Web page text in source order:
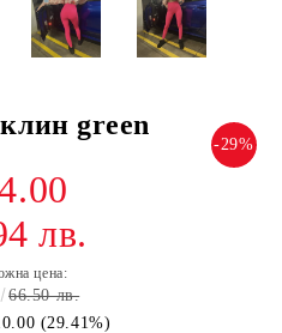
green
-29%
лв.
цена:
66.50 лв.
(29.41%)